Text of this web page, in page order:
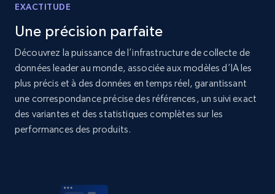
price, Currency, Availability, Reviews count, and
2.1K+ 375+ Commencer
Amazon products global dataset - Collect
products from Brands URLs
EXACTITUDE
Une précision parfaite
Découvrez la puissance de l’infrastructure de collecte de
données leader au monde, associée aux modèles d’IA les
plus précis et à des données en temps réel, garantissant
une correspondance précise des références, un suivi exact
des variantes et des statistiques complètes sur les
performances des produits.